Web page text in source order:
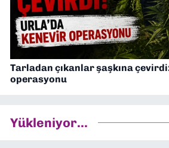
Tarladan çıkanlar şaşkına
operasyonu
Yükleniyor...